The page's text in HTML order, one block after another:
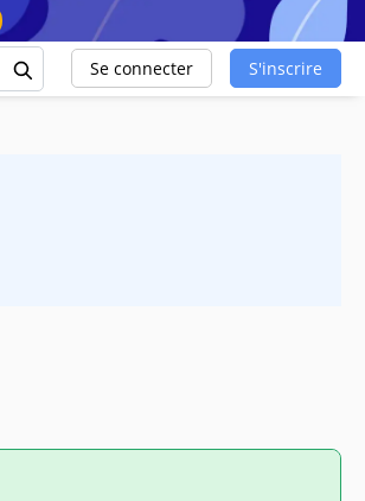
Se connecter S'inscrire